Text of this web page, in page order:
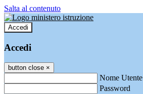
Salta al contenuto
Accedi
Accedi
button close ×
Nome Utente
Password